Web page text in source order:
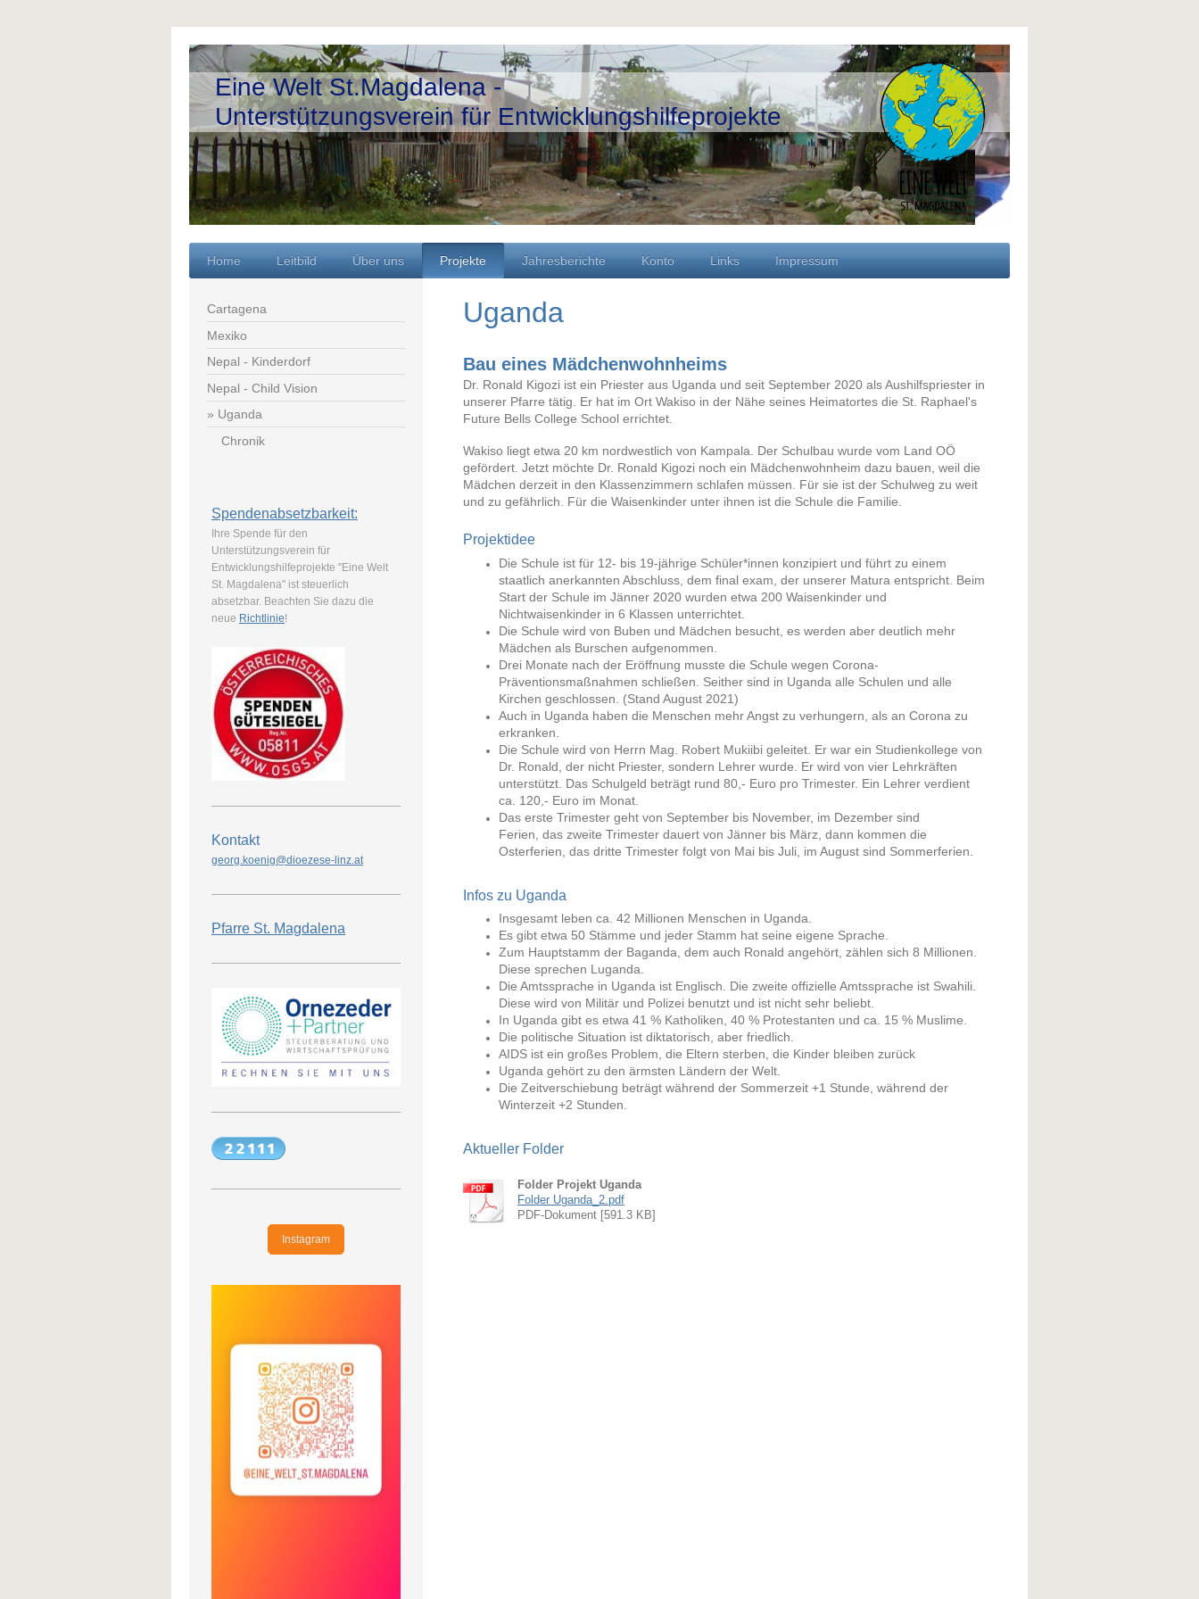
Eine Welt St.Magdalena -
Unterstützungsverein für Entwicklungshilfeprojekte
Home Leitbild Über uns Projekte Jahresberichte Konto Links Impressum
Uganda
Bau eines Mädchenwohnheims
Dr. Ronald Kigozi ist ein Priester aus Uganda und seit September 2020 als Aushilfspriester in
unserer Pfarre tätig. Er hat im Ort Wakiso in der Nähe seines Heimatortes die St. Raphael's
Future Bells College School errichtet.
Wakiso liegt etwa 20 km nordwestlich von Kampala. Der Schulbau wurde vom Land OÖ
gefördert. Jetzt möchte Dr. Ronald Kigozi noch ein Mädchenwohnheim dazu bauen, weil die
Mädchen derzeit in den Klassenzimmern schlafen müssen. Für sie ist der Schulweg zu weit
und zu gefährlich. Für die Waisenkinder unter ihnen ist die Schule die Familie.
Projektidee
Die Schule ist für 12- bis 19-jährige Schüler*innen konzipiert und führt zu einem
staatlich anerkannten Abschluss, dem final exam, der unserer Matura entspricht. Beim
Start der Schule im Jänner 2020 wurden etwa 200 Waisenkinder und
Nichtwaisenkinder in 6 Klassen unterrichtet.
Die Schule wird von Buben und Mädchen besucht, es werden aber deutlich mehr
Mädchen als Burschen aufgenommen.
Drei Monate nach der Eröffnung musste die Schule wegen Corona-
Präventionsmaßnahmen schließen. Seither sind in Uganda alle Schulen und alle
Kirchen geschlossen. (Stand August 2021)
Auch in Uganda haben die Menschen mehr Angst zu verhungern, als an Corona zu
erkranken.
Die Schule wird von Herrn Mag. Robert Mukiibi geleitet. Er war ein Studienkollege von
Dr. Ronald, der nicht Priester, sondern Lehrer wurde. Er wird von vier Lehrkräften
unterstützt. Das Schulgeld beträgt rund 80,- Euro pro Trimester. Ein Lehrer verdient
ca. 120,- Euro im Monat.
Das erste Trimester geht von September bis November, im Dezember sind
Ferien, das zweite Trimester dauert von Jänner bis März, dann kommen die
Osterferien, das dritte Trimester folgt von Mai bis Juli, im August sind Sommerferien.
Infos zu Uganda
Insgesamt leben ca. 42 Millionen Menschen in Uganda.
Es gibt etwa 50 Stämme und jeder Stamm hat seine eigene Sprache.
Zum Hauptstamm der Baganda, dem auch Ronald angehört, zählen sich 8 Millionen.
Diese sprechen Luganda.
Die Amtssprache in Uganda ist Englisch. Die zweite offizielle Amtssprache ist Swahili.
Diese wird von Militär und Polizei benutzt und ist nicht sehr beliebt.
In Uganda gibt es etwa 41 % Katholiken, 40 % Protestanten und ca. 15 % Muslime.
Die politische Situation ist diktatorisch, aber friedlich.
AIDS ist ein großes Problem, die Eltern sterben, die Kinder bleiben zurück
Uganda gehört zu den ärmsten Ländern der Welt.
Die Zeitverschiebung beträgt während der Sommerzeit +1 Stunde, während der
Winterzeit +2 Stunden.
Aktueller Folder
Folder Projekt Uganda
Folder Uganda_2.pdf
PDF-Dokument [591.3 KB]
Cartagena
Mexiko
Nepal - Kinderdorf
Nepal - Child Vision
Uganda
Chronik
Spendenabsetzbarkeit:
Ihre Spende für den
Unterstützungsverein für
Entwicklungshilfeprojekte "Eine Welt
St. Magdalena" ist steuerlich
absetzbar. Beachten Sie dazu die
neue Richtlinie!
Kontakt
georg.koenig@dioezese-linz.at
Pfarre St. Magdalena
Instagram